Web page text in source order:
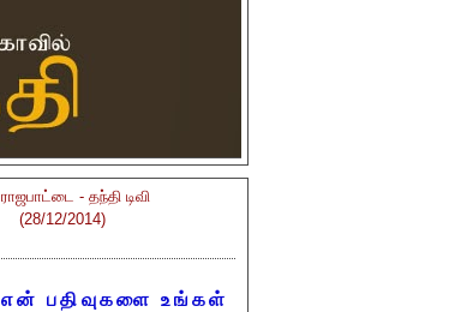
ராஜபாட்டை - தந்தி டிவி
(28/12/2014)
என் பதிவுகளை உங்கள்